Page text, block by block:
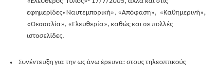
εφημερίδες«Ναυτεμπορική», «Απόφαση», «Καθημερινή»,
«Θεσσαλία», «Ελευθερία», καθώς και σε πολλές
ιστοσελίδες.
Συνέντευξη για την ως άνω έρευνα: στους τηλεοπτικούς